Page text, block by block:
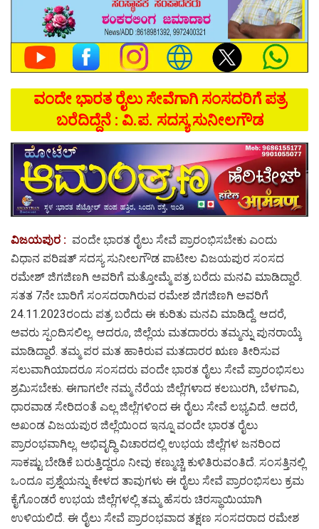
ವಂದೇ ಭಾರತ ರೈಲು ಸೇವೆಗಾಗಿ ಸಂಸದರಿಗೆ ಪತ್ರ
ಬರೆದಿದ್ದೆನೆ : ವಿ.ಪ. ಸದಸ್ಯ ಸುನೀಲಗೌಡ
ವಿಜಯಪುರ : ವಂದೇ ಭಾರತ ರೈಲು ಸೇವೆ ಪ್ರಾರಂಭಿಸಬೇಕು ಎಂದು
ವಿಧಾನ ಪರಿಷತ್ ಸದಸ್ಯ ಸುನೀಲಗೌಡ ಪಾಟೀಲ ವಿಜಯಪುರ ಸಂಸದ
ರಮೇಶ್ ಜಿಗಜಿಣಗಿ ಅವರಿಗೆ ಮತ್ತೋಮ್ಮೆ ಪತ್ರ ಬರೆದು ಮನವಿ ಮಾಡಿದ್ದಾರೆ.
ಸತತ 7ನೇ ಬಾರಿಗೆ ಸಂಸದರಾಗಿರುವ ರಮೇಶ ಜಿಗಜಿಣಗಿ ಅವರಿಗೆ
24.11.2023ರಂದು ಪತ್ರ ಬರೆದು ಈ ಕುರಿತು ಮನವಿ ಮಾಡಿದ್ದೆ. ಆದರೆ,
ಅವರು ಸ್ಪಂದಿಸಲಿಲ್ಲ. ಆದರೂ, ಜಿಲ್ಲೆಯ ಮತದಾರರು ತಮ್ಮನ್ನು ಪುನರಾಯ್ಕೆ
ಮಾಡಿದ್ದಾರೆ. ತಮ್ಮ ಪರ ಮತ ಹಾಕಿರುವ ಮತದಾರರ ಋಣ ತೀರಿಸುವ
ಸಲುವಾಗಿಯಾದರೂ ಸಂಸದರು ವಂದೇ ಭಾರತ ರೈಲು ಸೇವೆ ಪ್ರಾರಂಭಿಸಲು
ಶ್ರಮಿಸಬೇಕು. ಈಗಾಗಲೇ ನಮ್ಮ ನೆರೆಯ ಜಿಲ್ಲೆಗಳಾದ ಕಲಬುರಗಿ, ಬೆಳಗಾವಿ,
ಧಾರವಾಡ ಸೇರಿದಂತೆ ಎಲ್ಲ ಜಿಲ್ಲೆಗಳಿಂದ ಈ ರೈಲು ಸೇವೆ ಲಭ್ಯವಿದೆ. ಆದರೆ,
ಅಖಂಡ ವಿಜಯಪುರ ಜಿಲ್ಲೆಯಿಂದ ಇನ್ನೂ ವಂದೇ ಭಾರತ ರೈಲು
ಪ್ರಾರಂಭವಾಗಿಲ್ಲ. ಅಭಿವೃದ್ಧಿ ವಿಚಾರದಲ್ಲಿ ಉಭಯ ಜಿಲ್ಲೆಗಳ ಜನರಿಂದ
ಸಾಕಷ್ಟು ಬೇಡಿಕೆ ಬರುತ್ತಿದ್ದರೂ ನೀವು ಕಣ್ಮುಚ್ಚಿ ಕುಳಿತಿರುವಂತಿದೆ. ಸಂಸತ್ತಿನಲ್ಲಿ
ಒಂದೂ ಪ್ರಶ್ನೆಯನ್ನು ಕೇಳದ ತಾವುಗಳು ಈ ರೈಲು ಸೇವೆ ಪ್ರಾರಂಭಿಸಲು ಕ್ರಮ
ಕೈಗೊಂಡರೆ ಉಭಯ ಜಿಲ್ಲೆಗಳಲ್ಲಿ ತಮ್ಮ ಹೆಸರು ಚಿರಸ್ಥಾಯಿಯಾಗಿ
ಉಳಿಯಲಿದೆ. ಈ ರೈಲು ಸೇವೆ ಪ್ರಾರಂಭವಾದ ತಕ್ಷಣ ಸಂಸದರಾದ ರಮೇಶ